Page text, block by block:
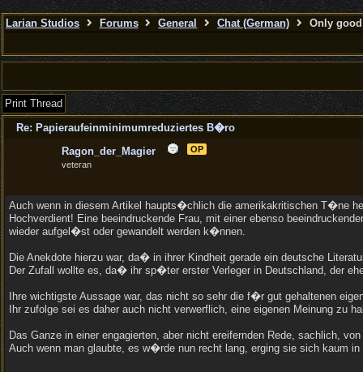
Larian Studios Forums General Chat (German) Only
Print Thread
Re: Papieraufeinminimumreduziertes B�ro
Ragon_der_Magier
OP
veteran
Auch wenn in diesem Artikel haupts�chlich die amerikakritischen T�ne
Hochverdient! Eine beeindruckende Frau, mit einer ebenso
wieder aufgel�st oder gewandelt werden k�nnen.
Die Anekdote hierzu war, da� in ihrer Kindheit gerade ein deutsche
Der Zufall wollte es, da� ihr sp�ter erster Verleger in Deutschland, der
Ihre wichtigste Aussage war, das nicht so sehr die f�r gut gehaltenen
Ihr zufolge sei es daher auch nicht verwerflich, eine eigenen Meinung
Das Ganze in einer engagierten, aber nicht ereifernden Rede, sachlich,
Auch wenn man glaubte, es w�rde nun recht lang, erging sie sich kaum